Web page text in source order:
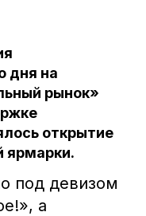
дня на
рынок»
открытие
ярмарки.
под девизом
а